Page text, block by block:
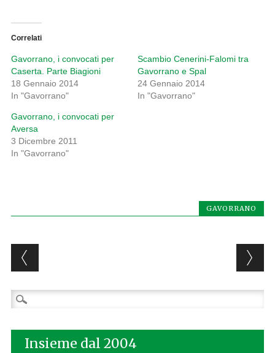
Correlati
Gavorrano, i convocati per
Caserta. Parte Biagioni
18 Gennaio 2014
In "Gavorrano"
Scambio Cenerini-Falomi tra
Gavorrano e Spal
24 Gennaio 2014
In "Gavorrano"
Gavorrano, i convocati per
Aversa
3 Dicembre 2011
In "Gavorrano"
GAVORRANO
Post navigation
Ricerca
per:
Insieme dal 2004